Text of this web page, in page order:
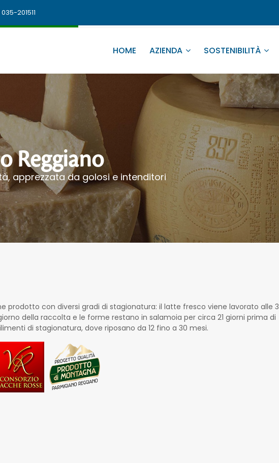
201511
HOME AZIENDA SOSTENIBILITÀ
Reggiano
apprezzata da golosi e intenditori
prodotto con diversi gradi di stagionatura: il latte fresco viene lavorato alle 3
della raccolta e le forme restano in salamoia per circa 21 giorni prima di
di stagionatura, dove riposano da 12 fino a 30 mesi.